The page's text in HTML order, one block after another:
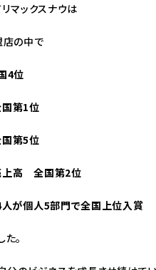
マックスナウは
の中で
4位
第1位
第5位
上高 全国第2位
が個人5部門で全国上位入賞
。